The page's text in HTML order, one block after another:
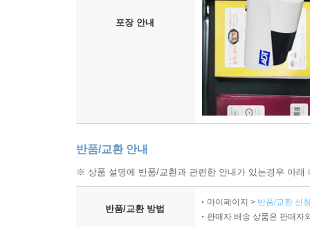
포장 안내
반품/교환 안내
※ 상품 설명에 반품/교환과 관련한 안내가 있는경우 아
반품/교환 방법
마이페이지 > 반품/교환 신
판매자 배송 상품은 판매자